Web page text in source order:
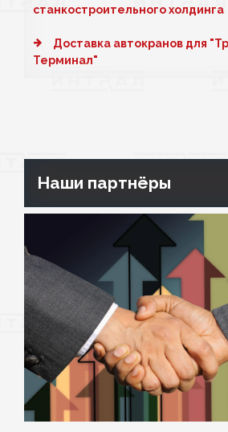
станкостроительного холдинга
Доставка автокранов для
Терминал"
Наши партнёры